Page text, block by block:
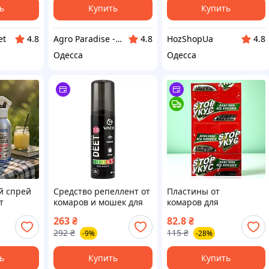
4.8
48шт
Купить
Agro Paradise - интернет-магазин средств защиты растений и удобрений. ФОП Бацко Артем Матвійович
4.8
Одесса
Купить
HozShopUa
4.8
Одесса
спрей
12
Средство репеллент от
комаров и мошек для
защитная жидкость от
укусов насекомых
263₴
292 ₴ -9%
Купить
Пластины от
комаров для
фумигатора "Stop укус",
10шт
82.8 ₴
115 ₴ -28%
Купить